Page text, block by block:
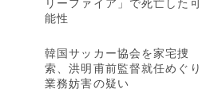
リーファイア」で死亡した可
能性
韓国サッカー協会を家宅捜
索、洪明甫前監督就任めぐり
業務妨害の疑い